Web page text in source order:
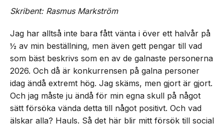
Skribent: Rasmus Markström
Jag har alltså inte bara fått vänta i över ett halvår på
½ av min beställning, men även gett pengar till vad
som bäst beskrivs som en av de galnaste personerna
2026. Och då är konkurrensen på galna personer
idag ändå extremt hög. Jag skäms, men gjort är gjort.
Och jag måste ju ändå för min egna skull på något
sätt försöka vända detta till något positivt. Och vad
älskar alla? Hauls. Så det här blir mitt försök till social